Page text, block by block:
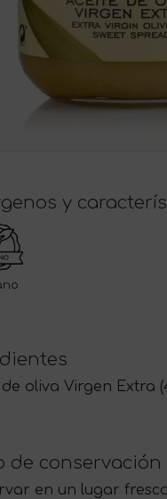
y
oliva Virgen Extra
de conservación
en un lugar